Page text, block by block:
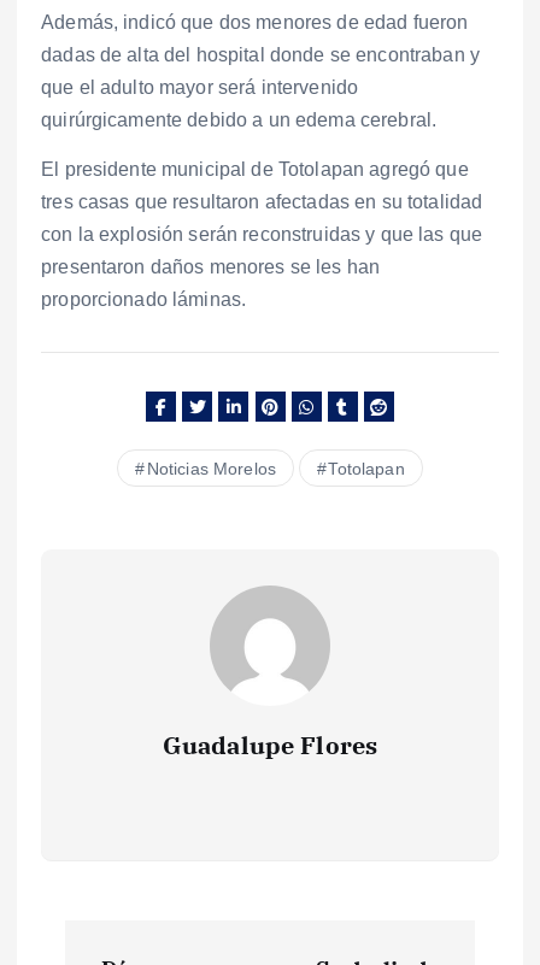
Además, indicó que dos menores de edad fueron
dadas de alta del hospital donde se encontraban y
que el adulto mayor será intervenido
quirúrgicamente debido a un edema cerebral.
El presidente municipal de Totolapan agregó que
tres casas que resultaron afectadas en su totalidad
con la explosión serán reconstruidas y que las que
presentaron daños menores se les han
proporcionado láminas.
Noticias Morelos Totolapan
Guadalupe Flores